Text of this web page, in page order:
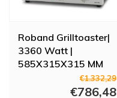
Roband Grilltoaster|
3360 Watt |
585X315X315 MM
€1.332,29
€786,48